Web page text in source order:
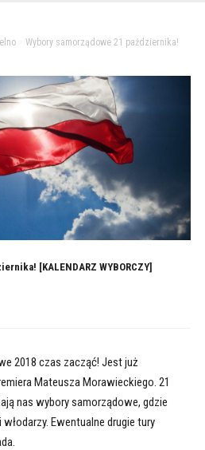
> Wybory samorządowe 21 października!
[KALENDARZ WYBORCZY]
2018 czas zacząć! Jest już
Mateusza Morawieckiego. 21
nas wybory samorządowe, gdzie
Ewentualne drugie tury